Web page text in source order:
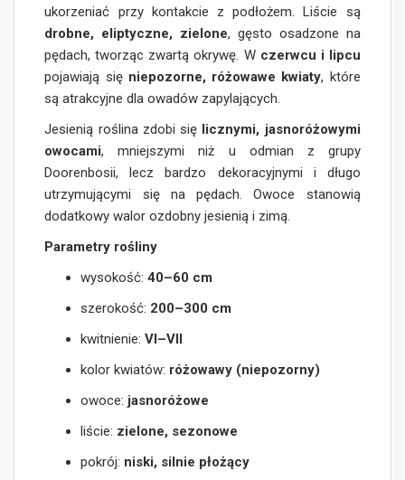
ukorzeniać przy kontakcie z podłożem. Liście są
drobne, eliptyczne, zielone, gęsto osadzone na
pędach, tworząc zwartą okrywę. W czerwcu i lipcu
pojawiają się niepozorne, różowawe kwiaty, które
są atrakcyjne dla owadów zapylających.
Jesienią roślina zdobi się licznymi, jasnoróżowymi
owocami, mniejszymi niż u odmian z grupy
Doorenbosii, lecz bardzo dekoracyjnymi i długo
utrzymującymi się na pędach. Owoce stanowią
dodatkowy walor ozdobny jesienią i zimą.
Parametry rośliny
wysokość:40–60 cm
szerokość: 200–300 cm
kwitnienie:VI–VII
kolor kwiatów: różowawy (niepozorny)
owoce: jasnoróżowe
liście: zielone, sezonowe
pokrój: niski, silnie płożący